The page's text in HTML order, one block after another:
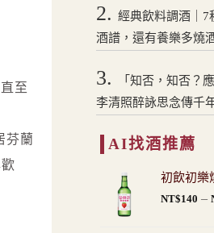
至
芬蘭
2. 經典飲料調酒｜7
酒譜，還有養樂多燒
3.
「知否，知否？
李清照醉詠思念傳千
AI找酒推薦
初飲初樂
NT$140 –